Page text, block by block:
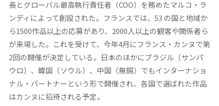
長とグローバル最高執行責任者（COO）を務めたマルコ・ラ
ンディによって創設された。フランスでは、53 の国と地域か
ら1500作品以上の応募があり、2000人以上の観客や関係者ら
が来場した。これを受けて、今年4月にフランス・カンヌで第
2回の開催が決定している。日本のほかにブラジル（サンパ
ウロ）、韓国（ソウル）、中国（無錫）でもインターナショ
ナル・パートナーという形で開催され、各国で選ばれた作品
はカンヌに招待される予定。